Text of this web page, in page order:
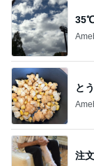
35℃
と
注